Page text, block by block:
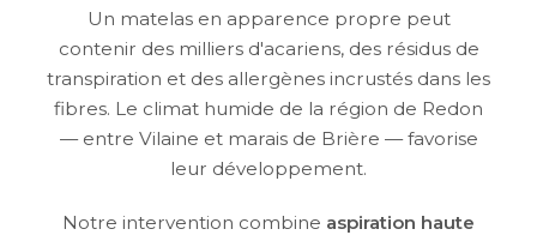
Un matelas en apparence propre peut
contenir des milliers d'acariens, des résidus de
transpiration et des allergènes incrustés dans les
fibres. Le climat humide de la région de Redon
— entre Vilaine et marais de Brière — favorise
leur développement.
Notre intervention combine aspiration haute